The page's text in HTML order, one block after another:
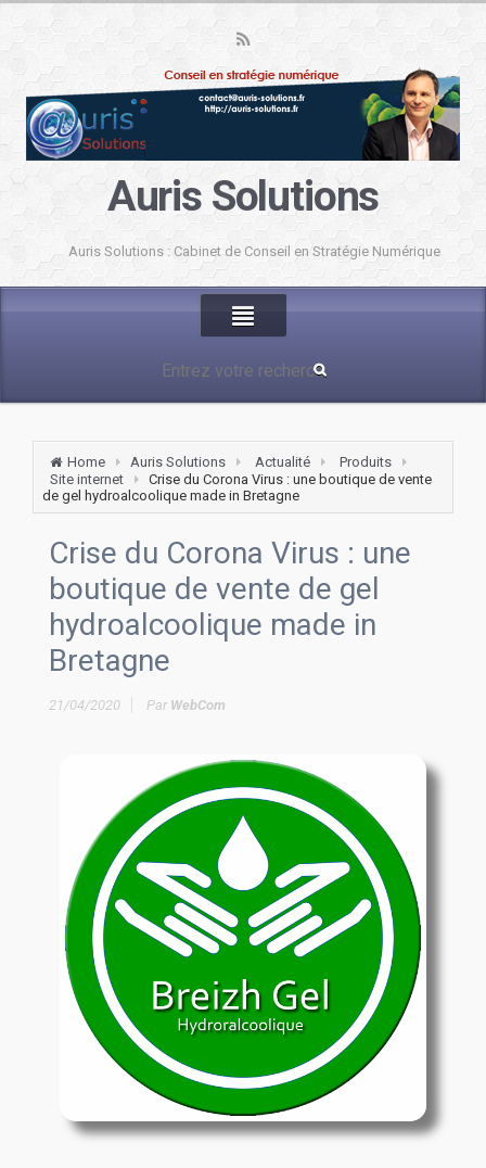
Auris Solutions
Auris Solutions : Cabinet de Conseil en Stratégie Numérique
Home Auris Solutions Actualité
Produits
Site internet
Crise du Corona Virus : une boutique de vente
de gel hydroalcoolique made in Bretagne
Crise du Corona Virus : une
boutique de vente de gel
hydroalcoolique made in
Bretagne
21/04/2020 Par WebCom